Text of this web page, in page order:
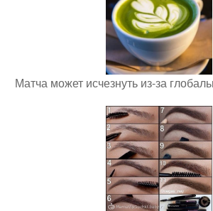
Матча может исчезнуть из-за